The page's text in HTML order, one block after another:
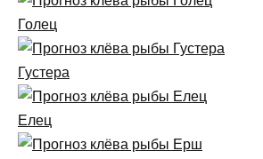
Голец
Густера
Елец